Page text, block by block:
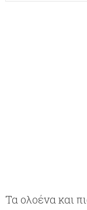
Τα ολοένα και